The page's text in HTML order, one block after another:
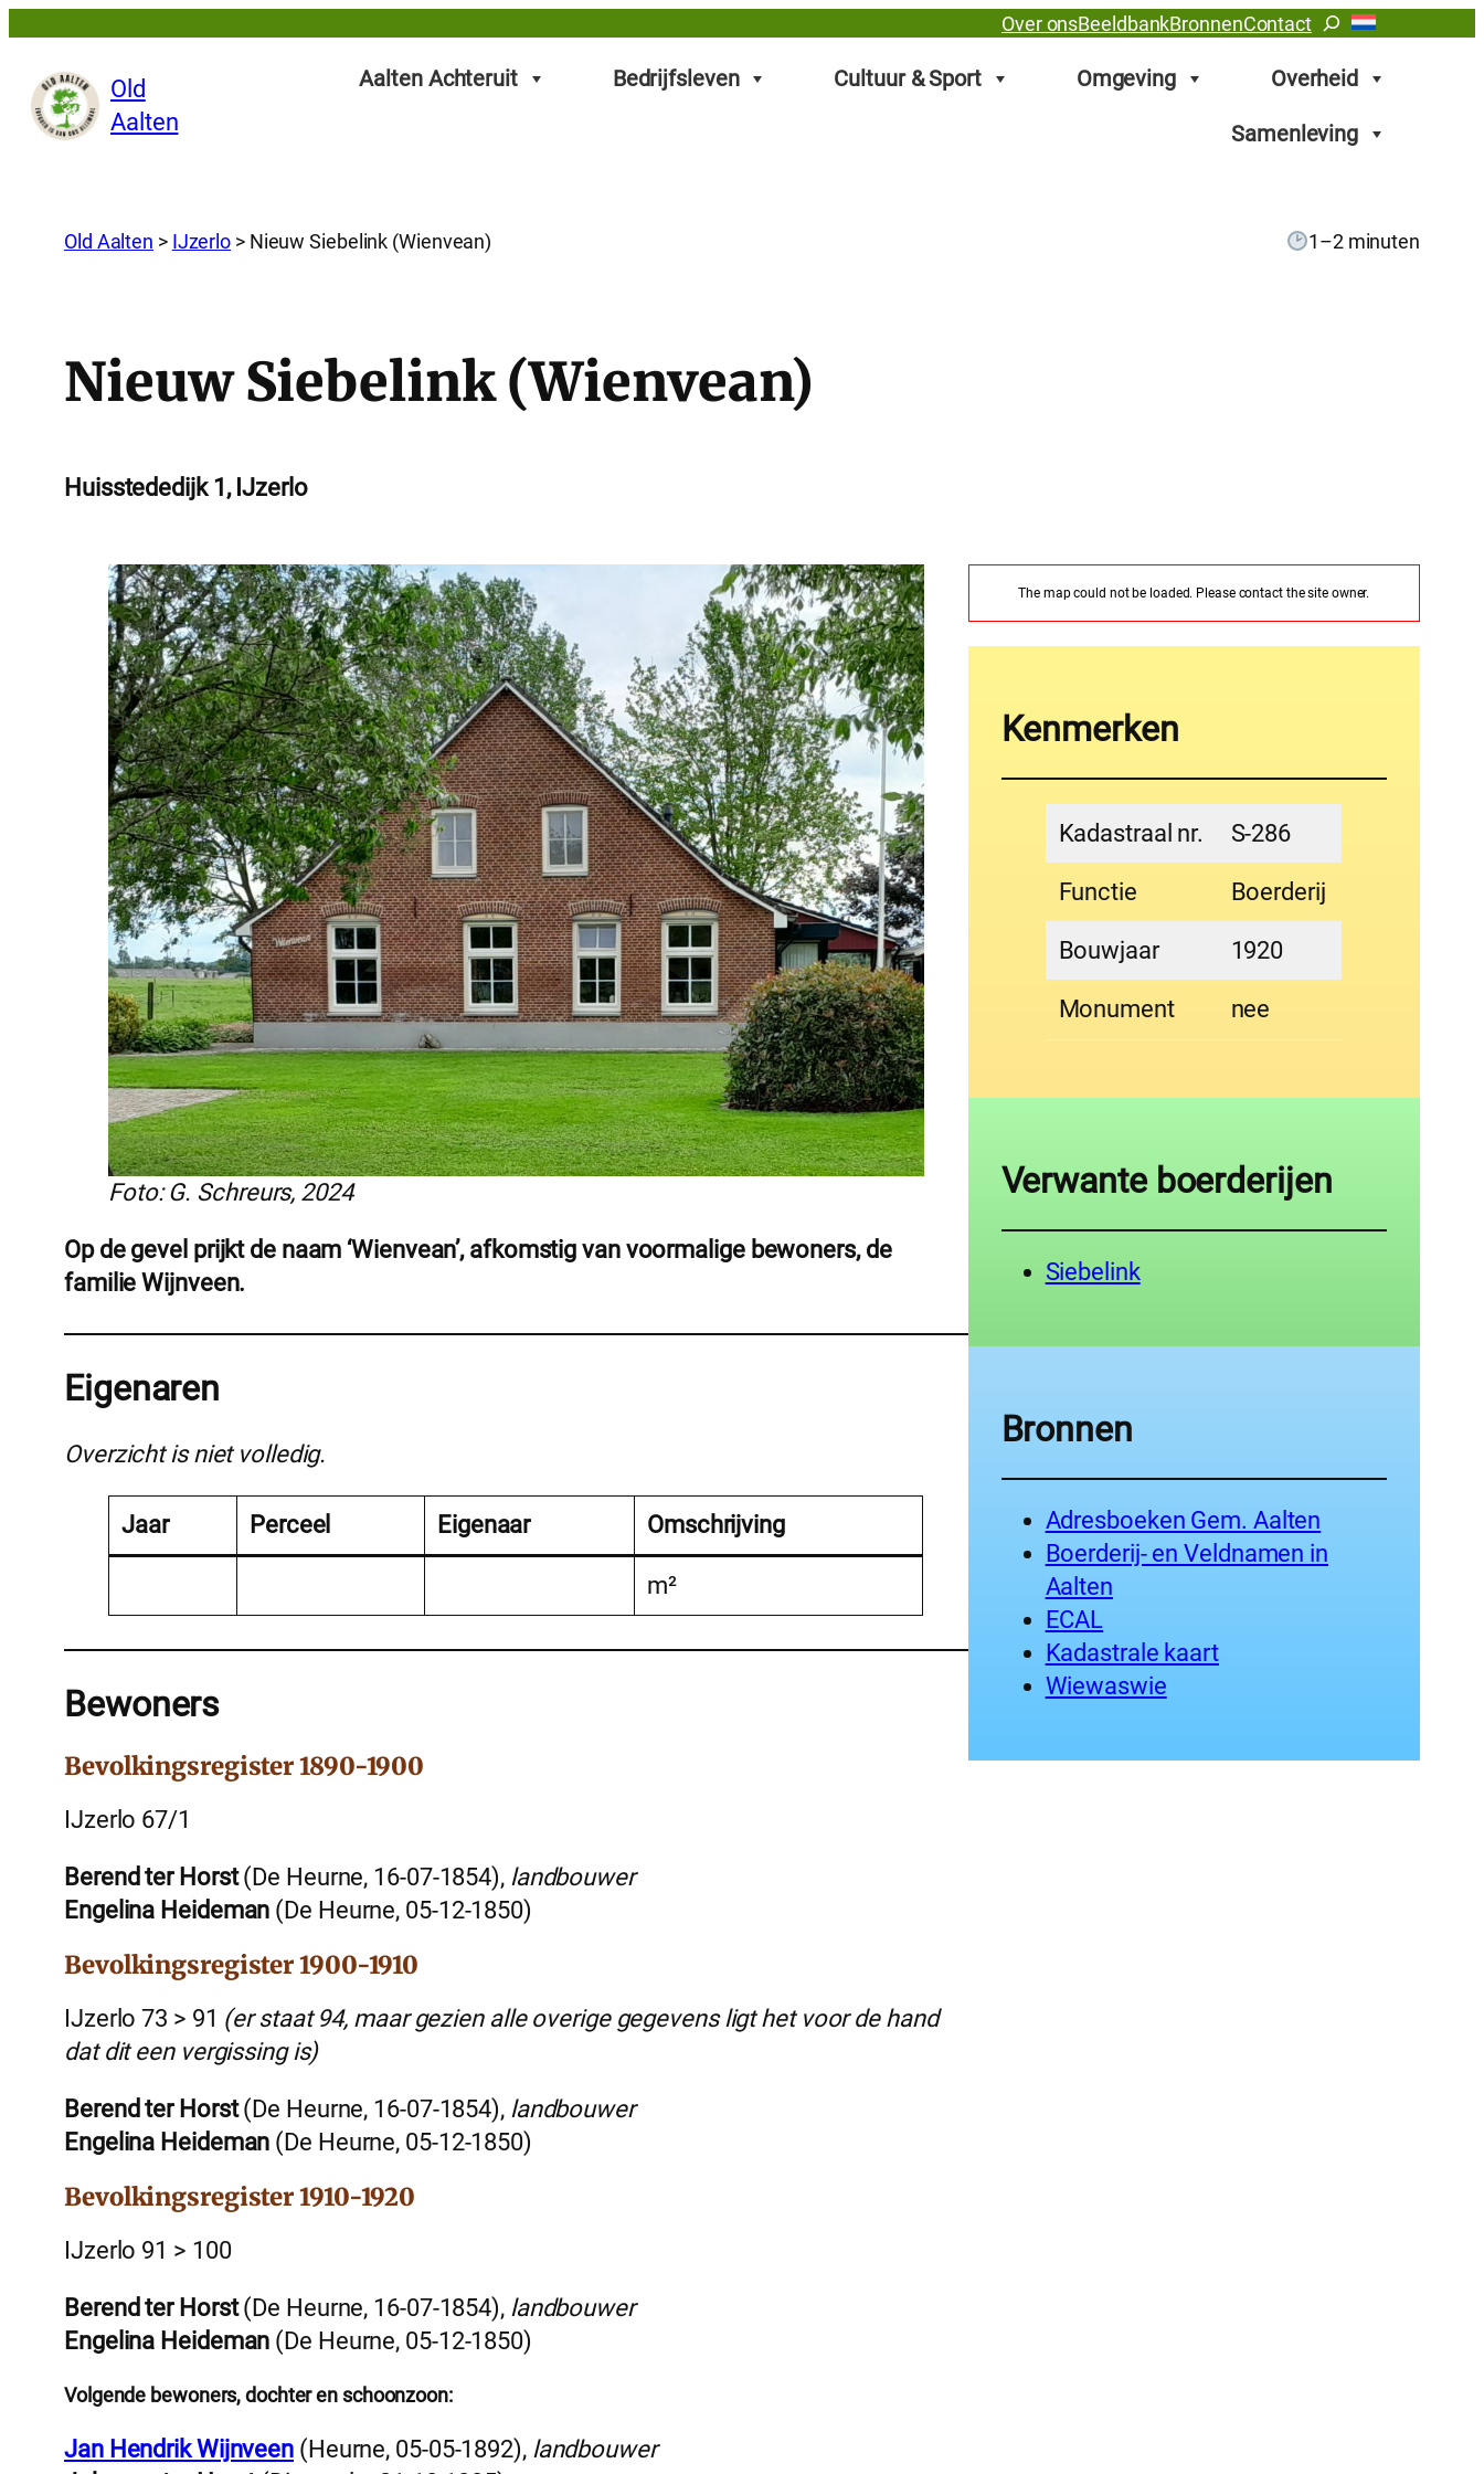
Over onsBeeldbankBronnenContactZoeken
Old
Aalten
Aalten Achteruit Bedrijfsleven Cultuur & Sport Omgeving Overheid
Samenleving
Old Aalten > IJzerlo > Nieuw Siebelink (Wienvean) 1–2 minuten
Nieuw Siebelink (Wienvean)
Huisstededijk 1, IJzerlo
Foto: G. Schreurs, 2024
Op de gevel prijkt de naam ‘Wienvean’, afkomstig van voormalige bewoners, de
familie Wijnveen.
Eigenaren
Overzicht is niet volledig.
Jaar Perceel Eigenaar Omschrijving
m²
Bewoners
Bevolkingsregister 1890-1900
IJzerlo 67/1
Berend ter Horst(De Heurne, 16-07-1854), landbouwer
Engelina Heideman (De Heurne, 05-12-1850)
Bevolkingsregister 1900-1910
IJzerlo 73 > 91 (er staat 94, maar gezien alle overige gegevens ligt het voor de hand
dat dit een vergissing is)
Berend ter Horst(De Heurne, 16-07-1854), landbouwer
Engelina Heideman (De Heurne, 05-12-1850)
Bevolkingsregister 1910-1920
IJzerlo 91 > 100
Berend ter Horst(De Heurne, 16-07-1854), landbouwer
Engelina Heideman (De Heurne, 05-12-1850)
Volgende bewoners, dochter en schoonzoon:
Jan Hendrik Wijnveen (Heurne, 05-05-1892), landbouwer
The map could not be loaded. Please contact the site owner.
Kenmerken
Kadastraal nr. S-286
Functie Boerderij
Bouwjaar 1920
Monument nee
Verwante boerderijen
Siebelink
Bronnen
Adresboeken Gem. Aalten
Boerderij- en Veldnamen in
Aalten
ECAL
Kadastrale kaart
Wiewaswie